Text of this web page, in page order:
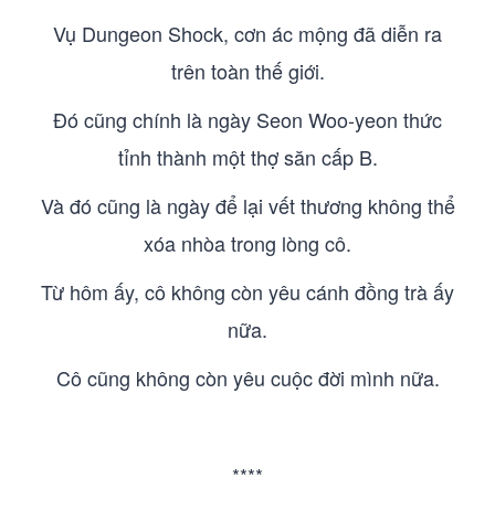
Vụ Dungeon Shock, cơn ác mộng đã diễn ra
trên toàn thế giới.
Đó cũng chính là ngày Seon Woo-yeon thức
tỉnh thành một thợ săn cấp B.
Và đó cũng là ngày để lại vết thương không thể
xóa nhòa trong lòng cô.
Từ hôm ấy, cô không còn yêu cánh đồng trà ấy
nữa.
Cô cũng không còn yêu cuộc đời mình nữa.
****